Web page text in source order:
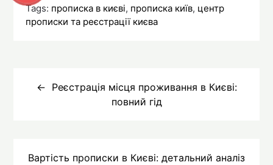
Tags: прописка в києві, прописка київ, центр
прописки та реєстрації києва
Реєстрація місця проживання в Києві:
повний гід
Вартість прописки в Києві: детальний аналіз